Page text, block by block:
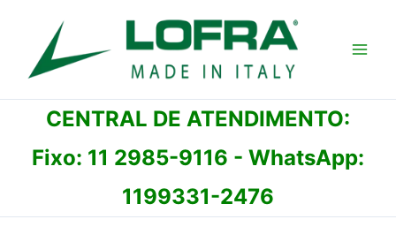
conteúdo
CENTRAL DE ATENDIMENTO:
Fixo: 11 2985-9116 - WhatsApp:
1199331-2476